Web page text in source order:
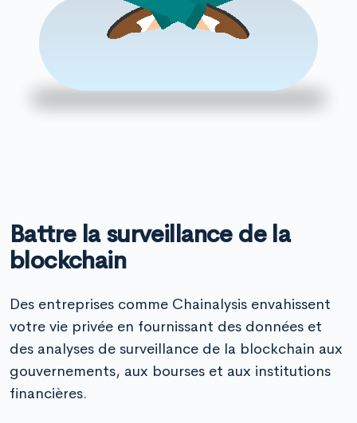
Battre la surveillance de la
blockchain
Des entreprises comme Chainalysis envahissent
votre vie privée en fournissant des données et
des analyses de surveillance de la blockchain aux
gouvernements, aux bourses et aux institutions
financières.